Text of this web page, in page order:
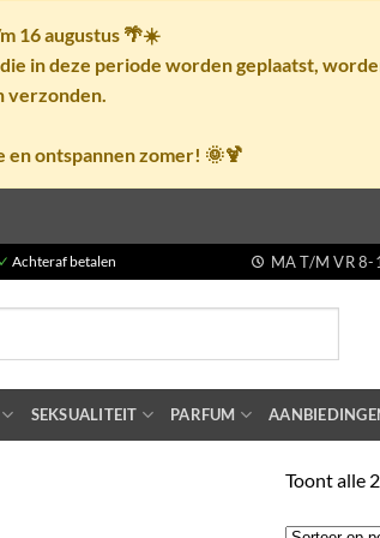
16 augustus🌴☀️
in deze periode worden geplaatst,
verzonden.
ontspannen zomer! 🌞🍹
✓ Achteraf betalen MA T/M VR 8-
SEKSUALITEIT PARFUM
Toont alle